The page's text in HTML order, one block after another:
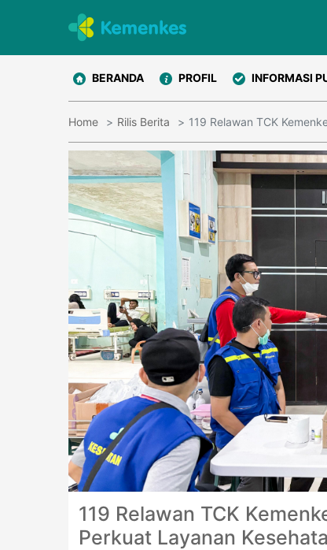
BERANDA PROFIL INFORMASI
Home Rilis Berita 119 Relawan TCK
119 Relawan TCK
Perkuat Layanan